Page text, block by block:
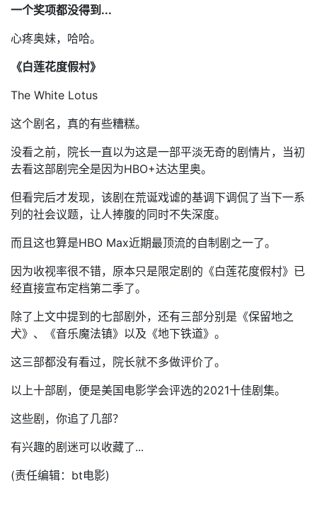
一个奖项都没得到...
心疼奥妹，哈哈。
《白莲花度假村》
The White Lotus
这个剧名，真的有些糟糕。
没看之前，院长一直以为这是一部平淡无奇的剧情片，当初
去看这部剧完全是因为HBO+达达里奥。
但看完后才发现，该剧在荒诞戏谑的基调下调侃了当下一系
列的社会议题，让人捧腹的同时不失深度。
而且这也算是HBO Max近期最顶流的自制剧之一了。
因为收视率很不错，原本只是限定剧的《白莲花度假村》已
经直接宣布定档第二季了。
除了上文中提到的七部剧外，还有三部分别是《保留地之
犬》、《音乐魔法镇》以及《地下铁道》。
这三部都没有看过，院长就不多做评价了。
以上十部剧，便是美国电影学会评选的2021十佳剧集。
这些剧，你追了几部？
有兴趣的剧迷可以收藏了...
(责任编辑：bt电影)